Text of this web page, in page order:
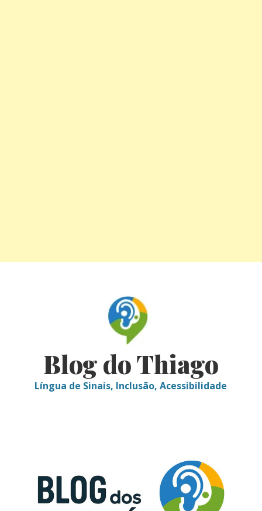
Blog do Thiago
Língua de Sinais, Inclusão, Acessibilidade